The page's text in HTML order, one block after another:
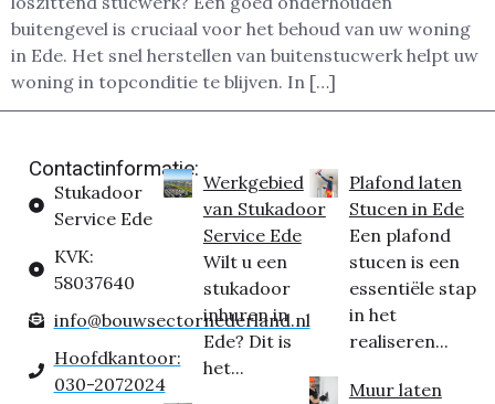
buitengevel is cruciaal voor het behoud van uw woning
in Ede. Het snel herstellen van buitenstucwerk helpt uw
woning in topconditie te blijven. In […]
Contactinformatie:
Stukadoor
Service Ede
KVK:
58037640
info@bouwsectornederland.nl
Hoofdkantoor:
030-2072024
Werkgebied
van Stukadoor
Service Ede
Wilt u een
stukadoor
inhuren in
Ede? Dit is
het...
Plafond laten
Stucen in Ede
Een plafond
stucen is een
essentiële stap
in het
realiseren...
Muur laten